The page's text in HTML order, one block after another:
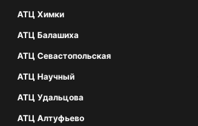
АТЦ Химки
АТЦ Балашиха
АТЦ Севастопольская
АТЦ Научный
АТЦ Удальцова
АТЦ Алтуфьево